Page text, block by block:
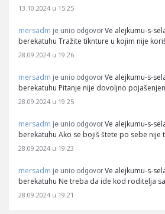
13.10.2024 u 15:25
mersadm je unio odgovor Ve alejkumu-s-
berekatuhu Tražite tiknture u kojim nije
28.09.2024 u 19:26
mersadm je unio odgovor Ve alejkumu-s-
berekatuhu Pitanje nije dovoljno
28.09.2024 u 19:25
mersadm je unio odgovor Ve alejkumu-s-
berekatuhu Ako se bojiš štete po sebe nije
28.09.2024 u 19:23
mersadm je unio odgovor Ve alejkumu-s-
berekatuhu Ne treba da ide kod roditelja
28.09.2024 u 19:21